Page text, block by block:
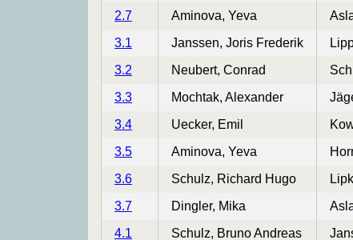
2.7
Aminova, Yeva
3.1
Janssen, Joris Frederik
3.2
Neubert, Conrad
3.3
Mochtak, Alexander
3.4
Uecker, Emil
3.5
Aminova, Yeva
3.6
Schulz, Richard Hugo
3.7
Dingler, Mika
4.1
Schulz, Bruno Andreas